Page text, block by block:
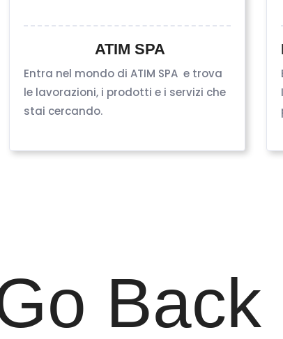
ATIM SPA
Entra nel mondo di ATIM SPA e trova
le lavorazioni, i prodotti e i servizi che
stai cercando.
Back